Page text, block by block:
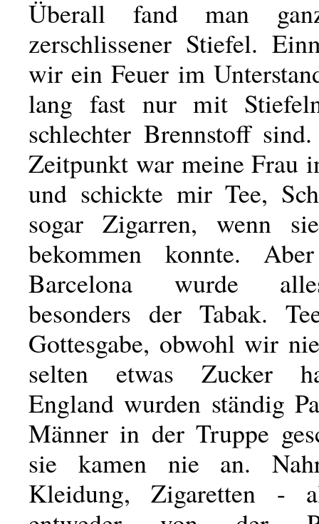
Überall fand man
zerschlissener Stiefel.
wir ein Feuer im
lang fast nur mit
schlechter Brennstoff
Zeitpunkt war meine Frau
und schickte mir Tee,
sogar Zigarren, wenn
bekommen konnte.
Barcelona wurde
besonders der Tabak.
Gottesgabe, obwohl wir
selten etwas Zucker
England wurden ständig
Männer in der Truppe
sie kamen nie an.
Kleidung, Zigaretten -